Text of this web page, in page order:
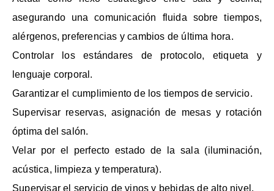
asegurando una comunicación fluida sobre tiempos,
alérgenos, preferencias y cambios de última hora.
Controlar los estándares de protocolo, etiqueta y
lenguaje corporal.
Garantizar el cumplimiento de los tiempos de servicio.
Supervisar reservas, asignación de mesas y rotación
óptima del salón.
Velar por el perfecto estado de la sala (iluminación,
acústica, limpieza y temperatura).
Supervisar el servicio de vinos y bebidas de alto nivel.